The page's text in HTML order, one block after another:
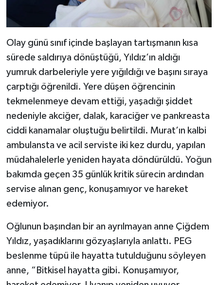
Olay günü sınıf içinde başlayan tartışmanın kısa
sürede saldırıya dönüştüğü, Yıldız’ın aldığı
yumruk darbeleriyle yere yığıldığı ve başını sıraya
çarptığı öğrenildi. Yere düşen öğrencinin
tekmelenmeye devam ettiği, yaşadığı şiddet
nedeniyle akciğer, dalak, karaciğer ve pankreasta
ciddi kanamalar oluştuğu belirtildi. Murat’ın kalbi
ambulansta ve acil serviste iki kez durdu, yapılan
müdahalelerle yeniden hayata döndürüldü. Yoğun
bakımda geçen 35 günlük kritik sürecin ardından
servise alınan genç, konuşamıyor ve hareket
edemiyor.
Oğlunun başından bir an ayrılmayan anne Çiğdem
Yıldız, yaşadıklarını gözyaşlarıyla anlattı. PEG
beslenme tüpü ile hayatta tutulduğunu söyleyen
anne, “Bitkisel hayatta gibi. Konuşamıyor,